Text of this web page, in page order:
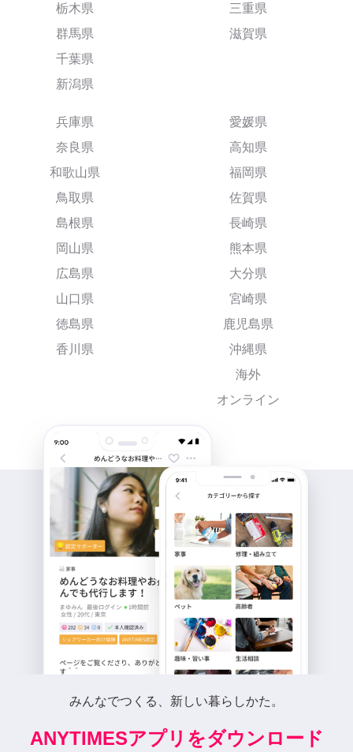
栃木県
群馬県
千葉県
新潟県
三重県
滋賀県
兵庫県
奈良県
和歌山県
鳥取県
島根県
岡山県
広島県
山口県
徳島県
香川県
愛媛県
高知県
福岡県
佐賀県
長崎県
熊本県
大分県
宮崎県
鹿児島県
沖縄県
海外
オンライン
みんなでつくる、新しい暮らしかた。
ANYTIMESアプリをダウンロード